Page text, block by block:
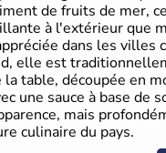
de fruits de mer,
à l'extérieur que
dans les villes
elle est
la table, découpée en
une sauce à base de
mais
culinaire du pays.